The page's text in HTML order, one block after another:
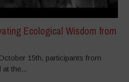
Ecological Wisdom from
15th, participants from
at the...